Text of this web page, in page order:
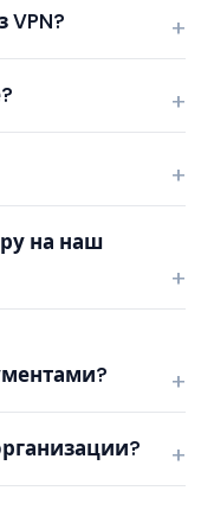
VPN?
на наш